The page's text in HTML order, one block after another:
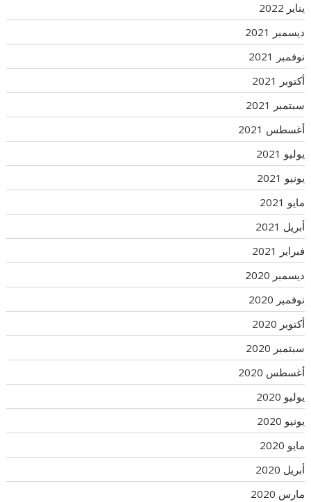
يناير 2022
ديسمبر 2021
نوفمبر 2021
أكتوبر 2021
سبتمبر 2021
أغسطس 2021
يوليو 2021
يونيو 2021
مايو 2021
أبريل 2021
فبراير 2021
ديسمبر 2020
نوفمبر 2020
أكتوبر 2020
سبتمبر 2020
أغسطس 2020
يوليو 2020
يونيو 2020
مايو 2020
أبريل 2020
مارس 2020